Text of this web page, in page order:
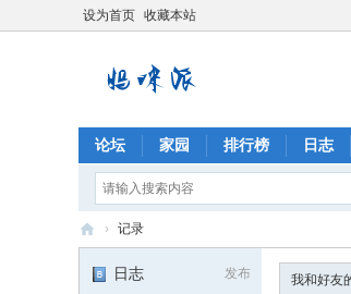
设为首页 收藏本站
论坛 家园 排行榜 日志
› 记录
发布
日志 我和好友